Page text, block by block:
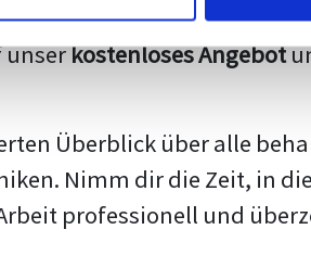
Trainer teilen
unserkostenloses Angebot
Überblick über alle
Nimm dir die Zeit, in
professionell und